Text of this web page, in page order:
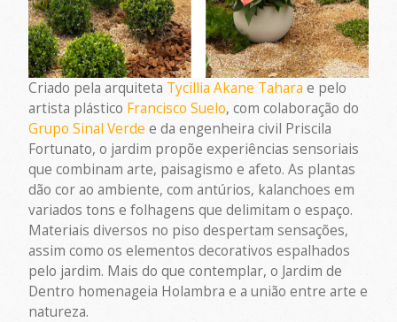
Criado pela arquiteta Tycillia Akane Tahara e pelo
artista plástico Francisco Suelo, com colaboração do
Grupo Sinal Verde e da engenheira civil Priscila
Fortunato, o jardim propõe experiências sensoriais
que combinam arte, paisagismo e afeto. As plantas
dão cor ao ambiente, com antúrios, kalanchoes em
variados tons e folhagens que delimitam o espaço.
Materiais diversos no piso despertam sensações,
assim como os elementos decorativos espalhados
pelo jardim. Mais do que contemplar, o Jardim de
Dentro homenageia Holambra e a união entre arte e
natureza.